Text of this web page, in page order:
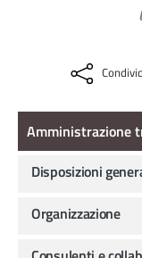
Amministrazione
Disposizioni
Organizzazione